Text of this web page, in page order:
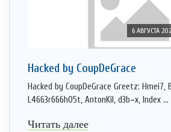
6 АВГУСТА
Hacked by CoupDeGrace
Hacked by CoupDeGrace Greetz: Hmei7,
L4663r666h05t, AntonKil, d3b~x, Index ...
Читать далее